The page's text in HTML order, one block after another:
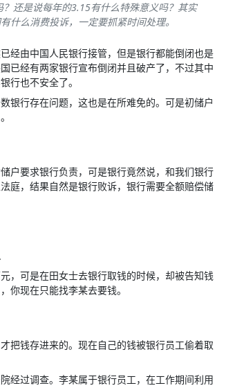
还是说每年的3.15有什么特殊意义吗？其实
什么消费投诉，一定要抓紧时间处理。
经由中国人民银行接管，但是银行都能倒闭也是
已经有两家银行宣布倒闭并且破产了，不过其中
行也不安全了。
银行存在问题，这也是在所难免的。可是初储户
户要求银行负责，可是银行竟然说，和我们银行
庭，结果自然是银行败诉，银行需要全额赔偿储
，可是在田女士去银行取钱的时候，却被告知钱
你现在只能找李某去要钱。
把钱存进来的。现在自己的钱被银行员工偷着取
经过调查。李某属于银行员工，在工作期间利用